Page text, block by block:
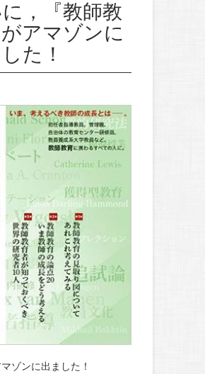
，『教師教
アマゾンに
た！
ゾンに出ました！